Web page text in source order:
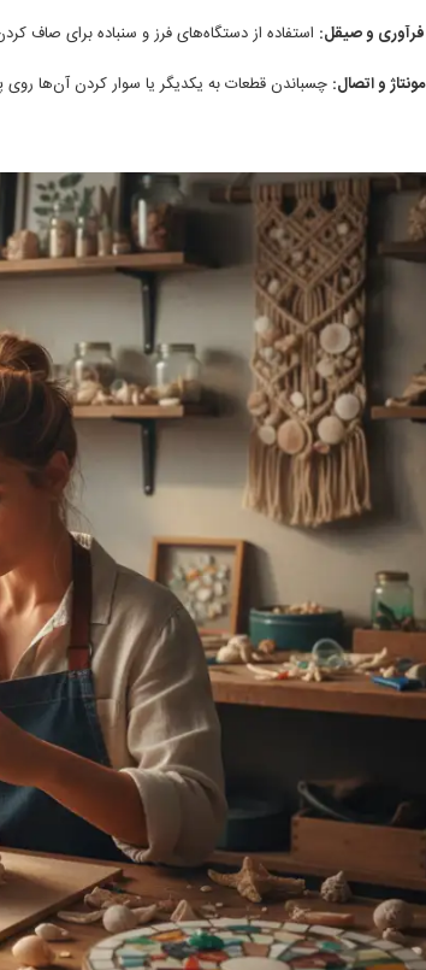
فرآوری و صیقل: استفاده از دستگاه‌های فرز و سنباده برای صاف
مونتاژ و اتصال: چسباندن قطعات به یکدیگر یا سوار کردن آن‌ها